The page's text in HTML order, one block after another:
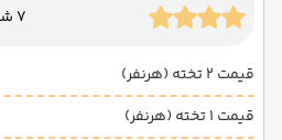
7 شب
قیمت 2 تخته (هرنفر)
قیمت 1 تخته (هرنفر)